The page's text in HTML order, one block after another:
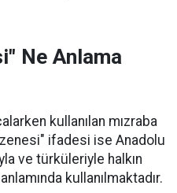
Ne Anlama
kullanılan mızraba
ifadesi ise Anadolu
ve türküleriyle halkın
kullanılmaktadır.